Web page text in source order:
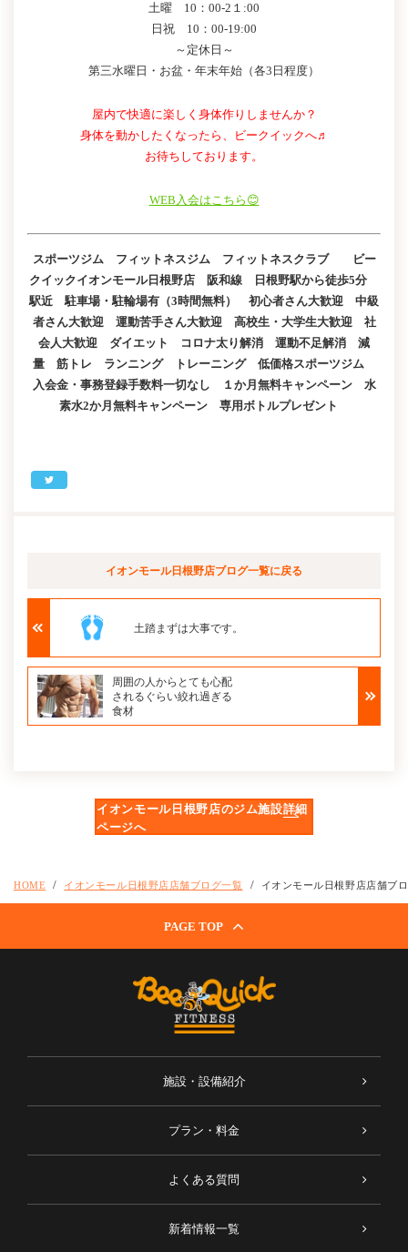
土曜 10：00-2１:00
日祝 10：00-19:00
～定休日～
第三水曜日・お盆・年末年始（各3日程度）
屋内で快適に楽しく身体作りしませんか？
身体を動かしたくなったら、ビークイックへ♬
お待ちしております。
WEB入会はこちら😊
スポーツジム フィットネスジム フィットネスクラブ ビー
クイックイオンモール日根野店 阪和線 日根野駅から徒歩5分
駅近 駐車場・駐輪場有（3時間無料） 初心者さん大歓迎 中級
者さん大歓迎 運動苦手さん大歓迎 高校生・大学生大歓迎 社
会人大歓迎 ダイエット コロナ太り解消 運動不足解消 減
量 筋トレ ランニング トレーニング 低価格スポーツジム
入会金・事務登録手数料一切なし １か月無料キャンペーン 水
素水2か月無料キャンペーン 専用ボトルプレゼント
イオンモール日根野店ブログ一覧に戻る
土踏まずは大事です。
周囲の人からとても心配
されるぐらい絞れ過ぎる
食材
イオンモール日根野店のジム施設詳細
ページへ
HOME イオンモール日根野店店舗ブログ一覧 イオンモール日根野店店舗ブ
PAGE TOP
施設・設備紹介
プラン・料金
よくある質問
新着情報一覧